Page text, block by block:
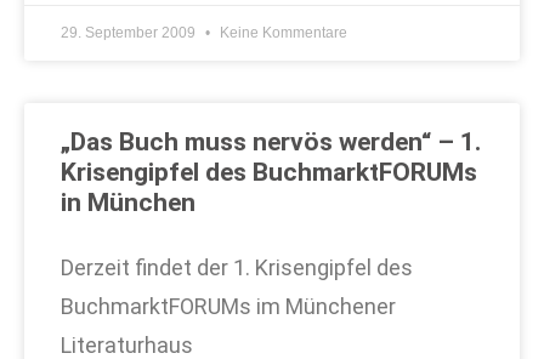
29. September 2009 Keine Kommentare
„Das Buch muss nervös werden“ – 1.
Krisengipfel des BuchmarktFORUMs
in München
Derzeit findet der 1. Krisengipfel des
BuchmarktFORUMs im Münchener
Literaturhaus